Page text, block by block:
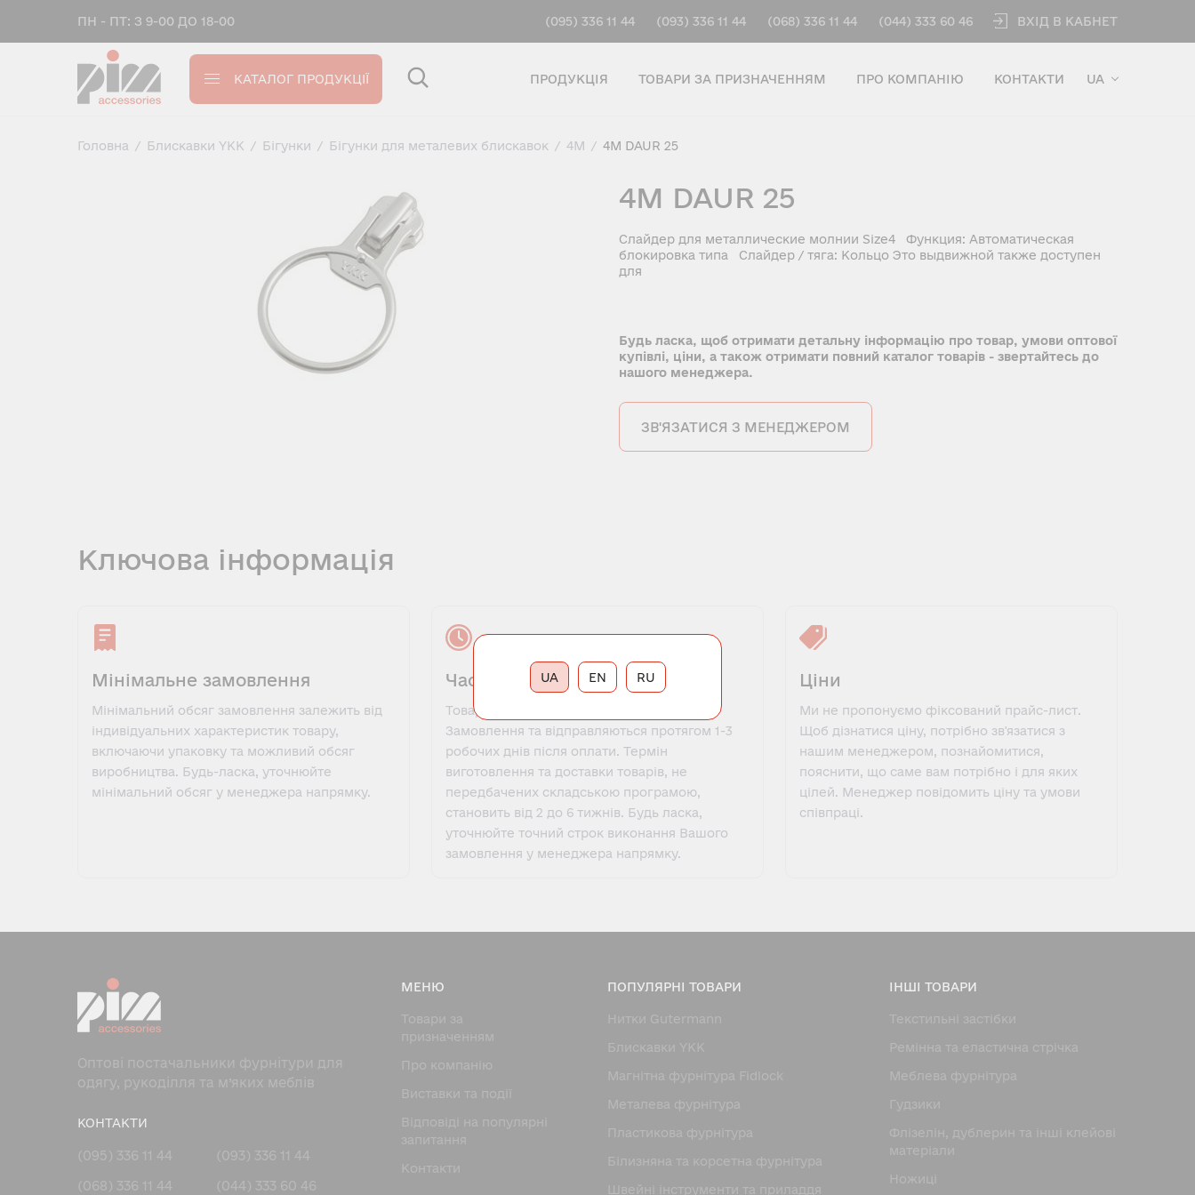
ПН - ПТ: З 9-00 ДО 18-00 (095) 336 11 44 (093) 336 11 44 (068) 336 11 44 (044) 333 60 46 ВХІД В КАБНЕТ
КАТАЛОГ ПРОДУКЦІЇ ПРОДУКЦІЯ ТОВАРИ ЗА ПРИЗНАЧЕННЯМ ПРО КОМПАНІЮ КОНТАКТИ UA
Головна / Блискавки YKK / Бігунки / Бігунки для металевих блискавок / 4M / 4M DAUR 25
4M DAUR 25
Слайдер для металлические молнии Size4 Функция: Автоматическая
блокировка типа Слайдер / тяга: Кольцо Это выдвижной также доступен
для
Будь ласка, щоб отримати детальну інформацію про товар, умови оптової
купівлі, ціни, а також отримати повний каталог товарів - звертайтесь до
нашого менеджера.
ЗВ'ЯЗАТИСЯ З МЕНЕДЖЕРОМ
Ключова інформація
Мінімальне замовлення
Мінімальний обсяг замовлення залежить від
індивідуальних характеристик товару,
включаючи упаковку та можливий обсяг
виробництва. Будь-ласка, уточнюйте
мінімальний обсяг у менеджера напрямку.
Час виконання замовлення
Товари, які є в наявності, оформляються у
Замовлення та відправляються протягом 1-3
робочих днів після оплати. Термін
виготовлення та доставки товарів, не
передбачених складською програмою,
становить від 2 до 6 тижнів. Будь ласка,
уточнюйте точний строк виконання Вашого
замовлення у менеджера напрямку.
Ціни
Ми не пропонуємо фіксований прайс-лист.
Щоб дізнатися ціну, потрібно зв'язатися з
нашим менеджером, познайомитися,
пояснити, що саме вам потрібно і для яких
цілей. Менеджер повідомить ціну та умови
співпраці.
Оптові постачальники фурнітури для
одягу, рукоділля та м’яких меблів
МЕНЮ
Товари за
призначенням
Про компанію
Виставки та події
Відповіді на популярні
запитання
Контакти
ПОПУЛЯРНІ ТОВАРИ
Нитки Gutermann
Блискавки YKK
Магнітна фурнітура Fidlock
Металева фурнітура
Пластикова фурнітура
Білизняна та корсетна фурнітура
Швейні інструменти та приладдя
ІНШІ ТОВАРИ
Текстильні застібки
Ремінна та еластична стрічка
Меблева фурнітура
Гудзики
Флізелін, дублерин та інші клейові
матеріали
Ножицi
КОНТАКТИ
(095) 336 11 44
(093) 336 11 44
(068) 336 11 44
(044) 333 60 46
RU
UA EN